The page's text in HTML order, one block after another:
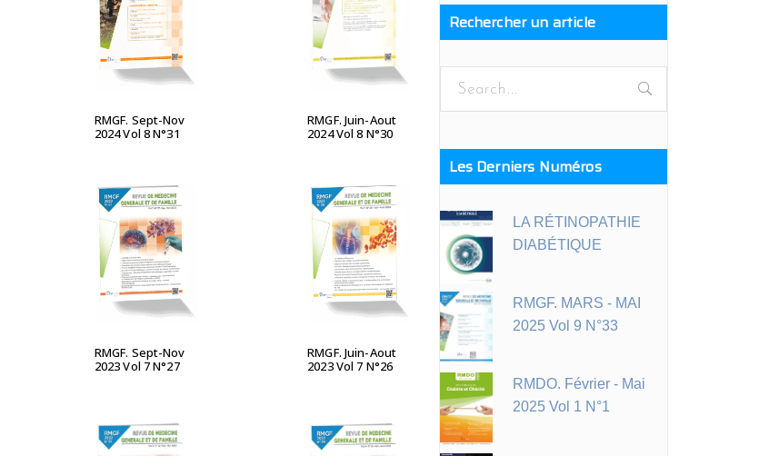
LIRE LA SUITE
RMGF. Sept-Nov
2024 Vol 8 N°31
LIRE LA SUITE
RMGF. Juin-Aout
2024 Vol 8 N°30
LIRE LA SUITE
RMGF. Sept-Nov
2023 Vol 7 N°27
LIRE LA SUITE
RMGF. Juin-Aout
2023 Vol 7 N°26
Rechercher un article
Les Derniers Numéros
LA RÉTINOPATHIE
DIABÉTIQUE
RMGF. MARS - MAI
2025 Vol 9 N°33
RMDO. Février - Mai
2025 Vol 1 N°1